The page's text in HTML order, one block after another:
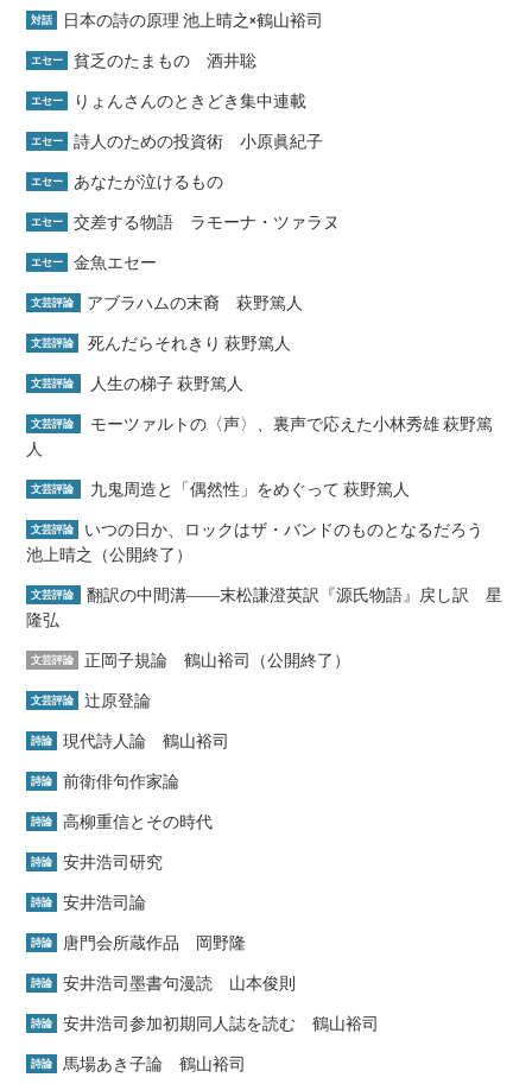
対話 日本の詩の原理 池上晴之×鶴山裕司
エセー 貧乏のたまもの 酒井聡
エセー りょんさんのときどき集中連載
エセー 詩人のための投資術 小原眞紀子
エセー あなたが泣けるもの
エセー 交差する物語 ラモーナ・ツァラヌ
エセー 金魚エセー
文芸評論 アブラハムの末裔 萩野篤人
文芸評論 死んだらそれきり 萩野篤人
文芸評論 人生の梯子 萩野篤人
文芸評論
モーツァルトの〈声〉、裏声で応えた小林秀雄 萩野篤
人
文芸評論 九鬼周造と「偶然性」をめぐって 萩野篤人
文芸評論
いつの日か、ロックはザ・バンドのものとなるだろう
池上晴之（公開終了）
文芸評論
翻訳の中間溝――末松謙澄英訳『源氏物語』戻し訳 星
隆弘
文芸評論 正岡子規論 鶴山裕司（公開終了）
文芸評論 辻原登論
詩論 現代詩人論 鶴山裕司
詩論 前衛俳句作家論
詩論 高柳重信とその時代
詩論 安井浩司研究
詩論 安井浩司論
詩論 唐門会所蔵作品 岡野隆
詩論 安井浩司墨書句漫読 山本俊則
詩論 安井浩司参加初期同人誌を読む 鶴山裕司
詩論 馬場あき子論 鶴山裕司